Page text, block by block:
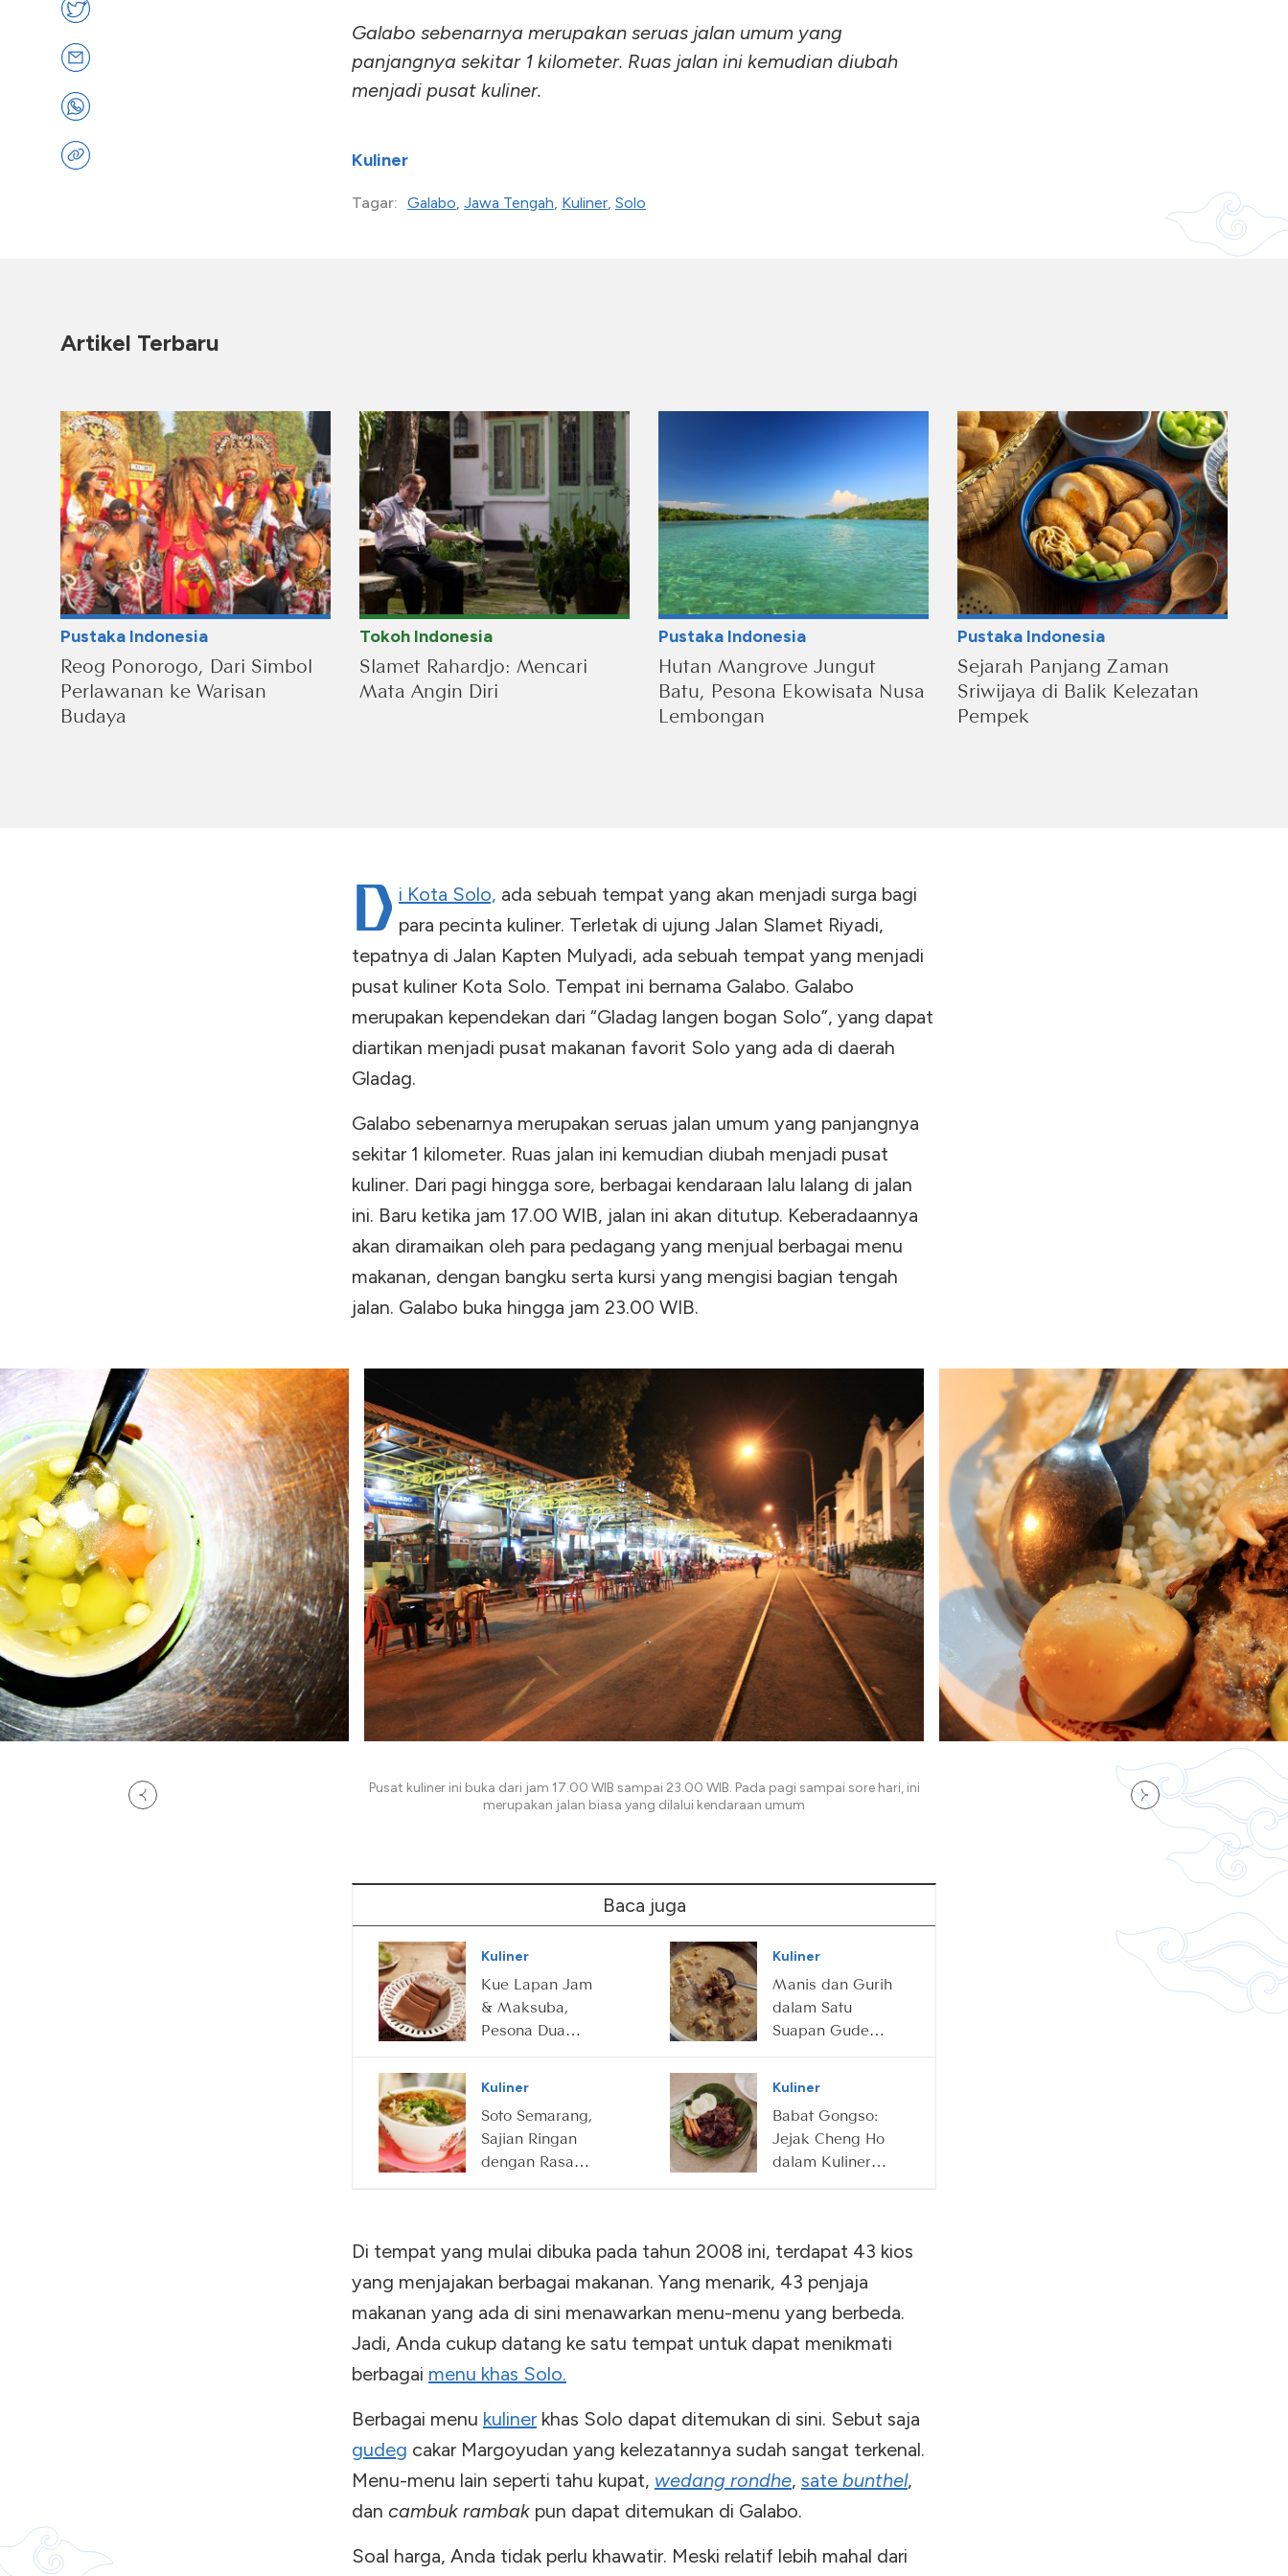
Galabo sebenarnya merupakan seruas jalan umum yang
panjangnya sekitar 1 kilometer. Ruas jalan ini kemudian diubah
menjadi pusat kuliner.
Kuliner
Tagar: Galabo Jawa Tengah Kuliner Solo
Artikel Terbaru
Pustaka Indonesia
Reog Ponorogo, Dari Simbol
Perlawanan ke Warisan
Budaya
Tokoh Indonesia
Slamet Rahardjo: Mencari
Mata Angin Diri
Pustaka Indonesia
Hutan Mangrove Jungut
Batu, Pesona Ekowisata Nusa
Lembongan
Pustaka Indonesia
Sejarah Panjang Zaman
Sriwijaya di Balik Kelezatan
Pempek
D i Kota Solo, ada sebuah tempat yang akan menjadi surga bagi
para pecinta kuliner. Terletak di ujung Jalan Slamet Riyadi,
tepatnya di Jalan Kapten Mulyadi, ada sebuah tempat yang menjadi
pusat kuliner Kota Solo. Tempat ini bernama Galabo. Galabo
merupakan kependekan dari “Gladag langen bogan Solo”, yang dapat
diartikan menjadi pusat makanan favorit Solo yang ada di daerah
Gladag.
Galabo sebenarnya merupakan seruas jalan umum yang panjangnya
sekitar 1 kilometer. Ruas jalan ini kemudian diubah menjadi pusat
kuliner. Dari pagi hingga sore, berbagai kendaraan lalu lalang di jalan
ini. Baru ketika jam 17.00 WIB, jalan ini akan ditutup. Keberadaannya
akan diramaikan oleh para pedagang yang menjual berbagai menu
makanan, dengan bangku serta kursi yang mengisi bagian tengah
jalan. Galabo buka hingga jam 23.00 WIB.
Pusat kuliner ini buka dari jam 17.00 WIB sampai 23.00 WIB. Pada pagi sampai sore hari, ini
merupakan jalan biasa yang dilalui kendaraan umum
Baca juga
Kuliner
Kue Lapan Jam
& Maksuba,
Pesona Dua
Kuliner
Manis dan Gurih
dalam Satu
Suapan Gudeg
Kuliner
Soto Semarang,
Sajian Ringan
dengan Rasa
Kuliner
Babat Gongso:
Jejak Cheng Ho
dalam Kuliner
Di tempat yang mulai dibuka pada tahun 2008 ini, terdapat 43 kios
yang menjajakan berbagai makanan. Yang menarik, 43 penjaja
makanan yang ada di sini menawarkan menu-menu yang berbeda.
Jadi, Anda cukup datang ke satu tempat untuk dapat menikmati
berbagai menu khas Solo.
Berbagai menu kulinerkhas Solo dapat ditemukan di sini. Sebut saja
gudeg cakar Margoyudan yang kelezatannya sudah sangat terkenal.
Menu-menu lain seperti tahu kupat, wedang rondhe, sate bunthel,
dan cambuk rambak pun dapat ditemukan di Galabo.
Soal harga, Anda tidak perlu khawatir. Meski relatif lebih mahal dari